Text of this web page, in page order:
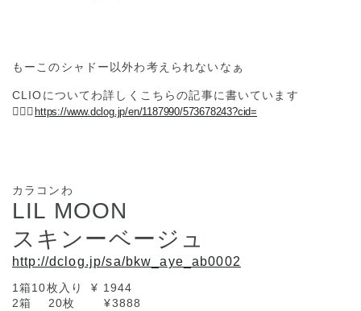
もーこのシャドー以外わ考えられないなぁ
CLIOについてわ詳しくこちらの記事に書いています
💁🏼‍♀️ https://www.dclog.jp/en/1187990/573678243?cid=
カラコンわ
LIL MOON
スキンーベージュ
http://dclog.jp/sa/bkw_aye_ab0002
1箱10枚入り ¥ 1944
2箱 20枚¥3888